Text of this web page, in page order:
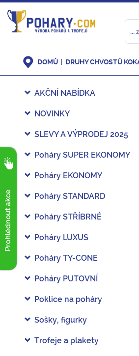
Prohlédnout akce
DOMŮ DRUHY CHVOSTŮ
AKČNÍ NABÍDKA
NOVINKY
SLEVY A VÝPRODEJ 2025
Poháry SUPER EKONOMY
Poháry EKONOMY
Poháry STANDARD
Poháry STŘÍBRNÉ
Poháry LUXUS
Poháry TY-CONE
Poháry PUTOVNÍ
Poklice na poháry
Sošky, figurky
Trofeje a plakety